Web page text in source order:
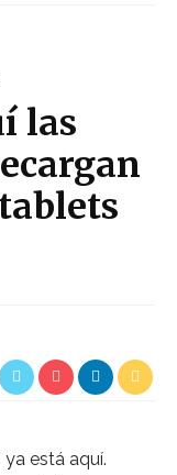
las
ya está aquí.